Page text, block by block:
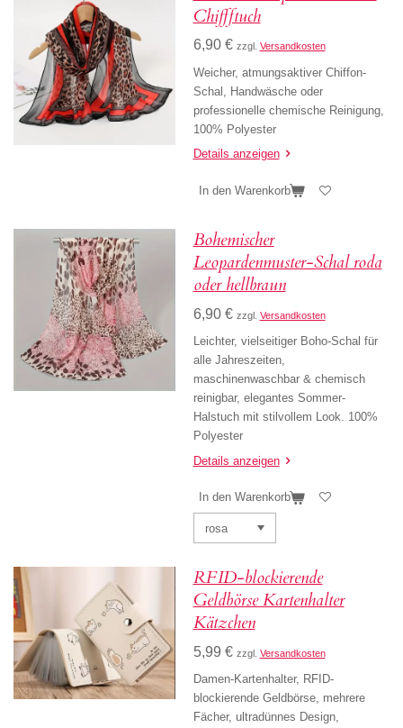
Chiffftuch
6,90 € zzgl. Versandkosten
Weicher, atmungsaktiver Chiffon-
Schal, Handwäsche oder
professionelle chemische Reinigung,
100% Polyester
Details anzeigen
In den Warenkorb
Bohemischer
Leopardenmuster-Schal roda
oder hellbraun
6,90 € zzgl. Versandkosten
Leichter, vielseitiger Boho-Schal für
alle Jahreszeiten,
maschinenwaschbar & chemisch
reinigbar, elegantes Sommer-
Halstuch mit stilvollem Look. 100%
Polyester
Details anzeigen
In den Warenkorb
RFID-blockierende
Geldbörse Kartenhalter
Kätzchen
5,99 € zzgl. Versandkosten
Damen-Kartenhalter, RFID-
blockierende Geldbörse, mehrere
Fächer, ultradünnes Design,